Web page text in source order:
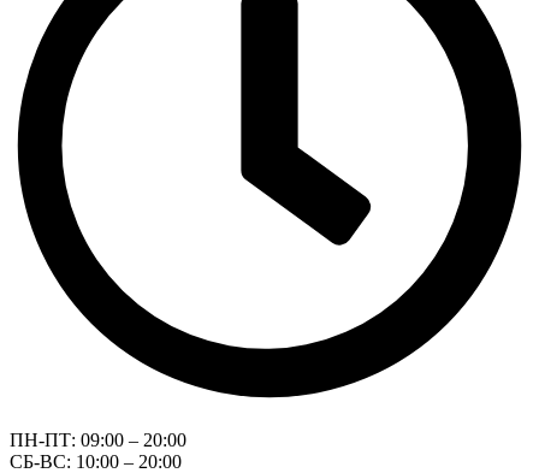
ПН-ПТ: 09:00 – 20:00
СБ-ВС: 10:00 – 20:00